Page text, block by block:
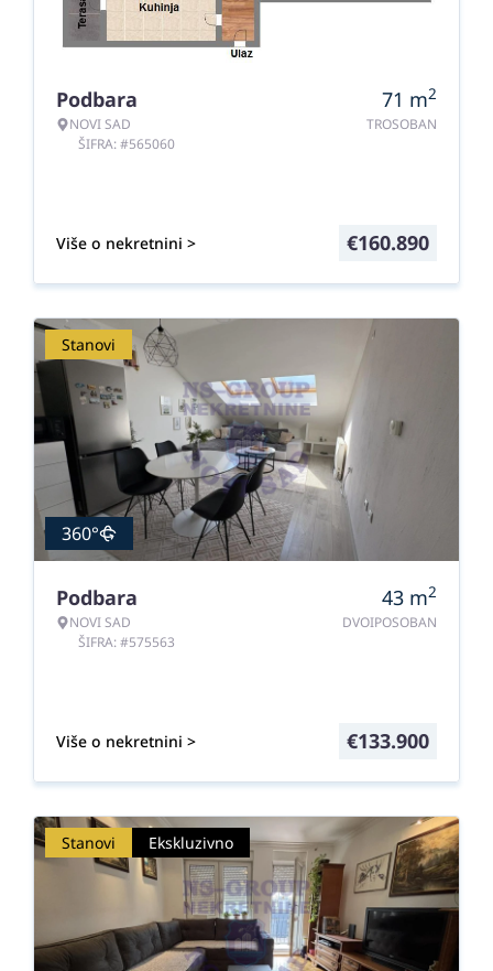
Podbara
NOVI SAD
ŠIFRA: #565060
71 m2
TROSOBAN
Više o nekretnini > €160.890
Stanovi
360°
Podbara
NOVI SAD
ŠIFRA: #575563
43 m2
DVOIPOSOBAN
Više o nekretnini > €133.900
Stanovi Ekskluzivno